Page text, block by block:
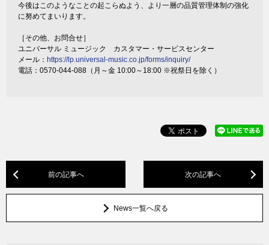
今後はこのようなことの起こらぬよう、より一層の品質管理体制の強化
に努めてまいります。
［その他、お問合せ］
ユニバーサル ミュージック カスタマー・サービスセンター
メール： https://lp.universal-music.co.jp/forms/inquiry/
電話：0570-044-088（月～金 10:00～18:00 ※祝祭日を除く）
前の記事へ 次の記事へ
News一覧へ戻る